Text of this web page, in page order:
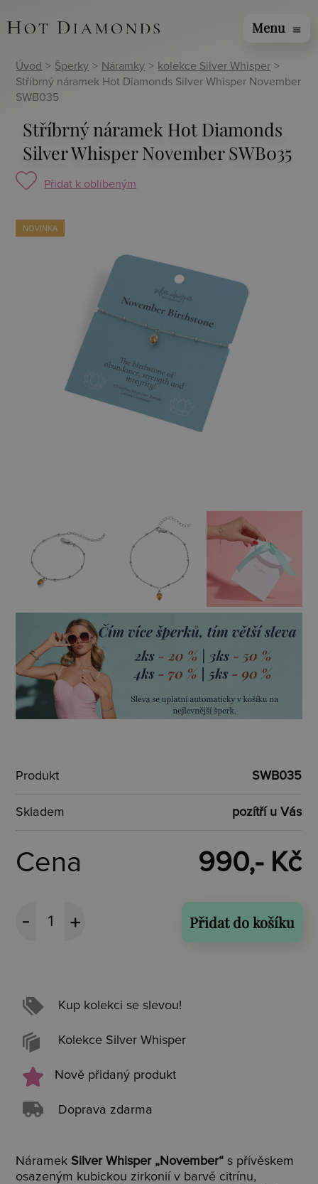
Menu menu
Úvod > Šperky > Náramky > kolekce Silver Whisper >
Stříbrný náramek Hot Diamonds Silver Whisper November
SWB035
Stříbrný náramek Hot Diamonds
Silver Whisper November SWB035
Přidat k oblíbeným
NOVINKA
Produkt SWB035
Skladem pozítří u Vás
Cena 990,- Kč
Přidat do košíku
Kup kolekci se slevou!
Kolekce Silver Whisper
Nově přidaný produkt
Doprava zdarma
NáramekSilver Whisper „November“ s přívěskem
osazeným kubickou zirkonií v barvě citrínu,